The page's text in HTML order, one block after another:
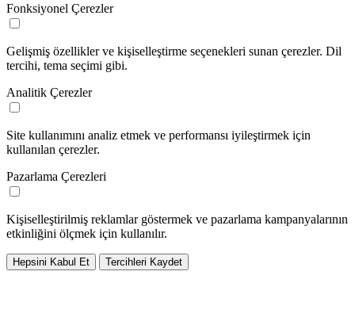
Fonksiyonel Çerezler
Gelişmiş özellikler ve kişiselleştirme seçenekleri sunan çerezler. Dil
tercihi, tema seçimi gibi.
Analitik Çerezler
Site kullanımını analiz etmek ve performansı iyileştirmek için
kullanılan çerezler.
Pazarlama Çerezleri
Kişiselleştirilmiş reklamlar göstermek ve pazarlama kampanyalarının
etkinliğini ölçmek için kullanılır.
Hepsini Kabul Et Tercihleri Kaydet